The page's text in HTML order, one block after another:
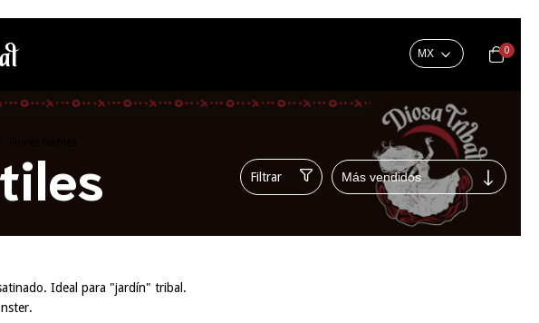
0
Ideal para "jardín" tribal.
Filtrar